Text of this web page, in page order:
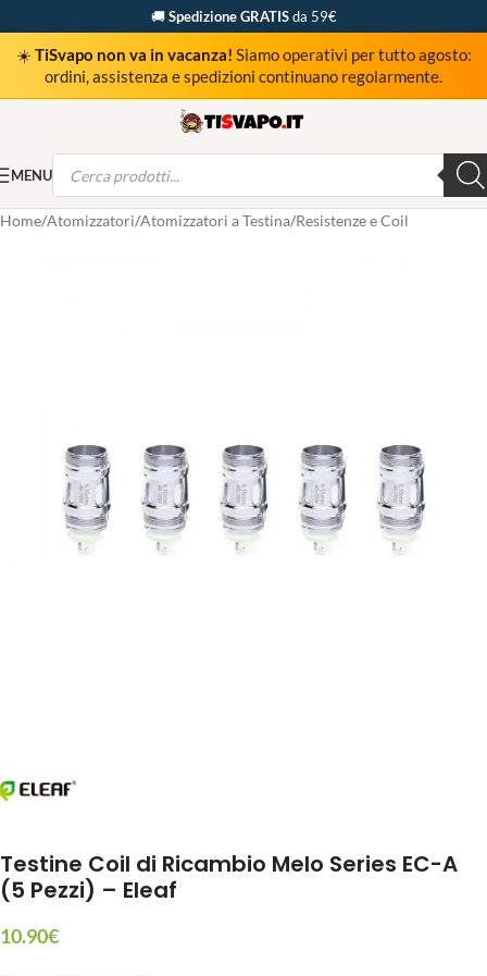
🚚Spedizione GRATISda 59€
☀️ TiSvapo non va in vacanza! Siamo operativi per tutto agosto:
ordini, assistenza e spedizioni continuano regolarmente.
MENU
Home Atomizzatori Atomizzatori a Testina Resistenze e Coil
Testine Coil di Ricambio Melo Series EC-A
(5 Pezzi) – Eleaf
10.90€